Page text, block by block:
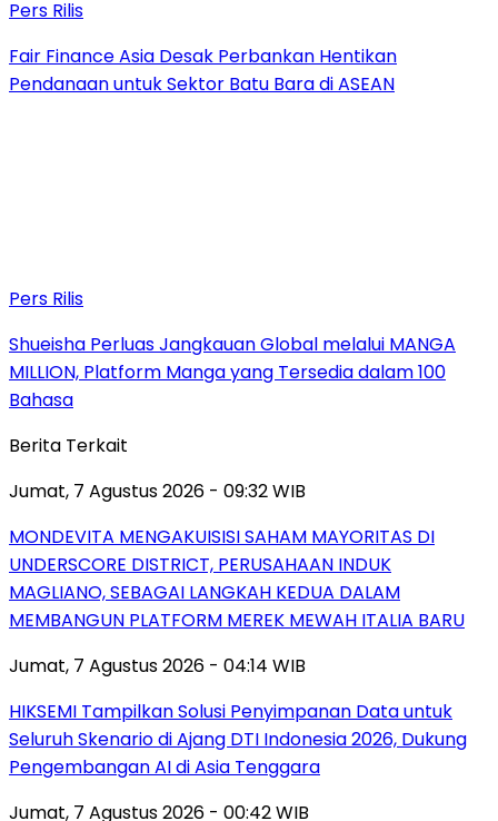
Pers Rilis
Fair Finance Asia Desak Perbankan Hentikan
Pendanaan untuk Sektor Batu Bara di ASEAN
Pers Rilis
Shueisha Perluas Jangkauan Global melalui MANGA
MILLION, Platform Manga yang Tersedia dalam 100
Bahasa
Berita Terkait
Jumat, 7 Agustus 2026 - 09:32 WIB
MONDEVITA MENGAKUISISI SAHAM MAYORITAS DI
UNDERSCORE DISTRICT, PERUSAHAAN INDUK
MAGLIANO, SEBAGAI LANGKAH KEDUA DALAM
MEMBANGUN PLATFORM MEREK MEWAH ITALIA BARU
Jumat, 7 Agustus 2026 - 04:14 WIB
HIKSEMI Tampilkan Solusi Penyimpanan Data untuk
Seluruh Skenario di Ajang DTI Indonesia 2026, Dukung
Pengembangan AI di Asia Tenggara
Jumat, 7 Agustus 2026 - 00:42 WIB